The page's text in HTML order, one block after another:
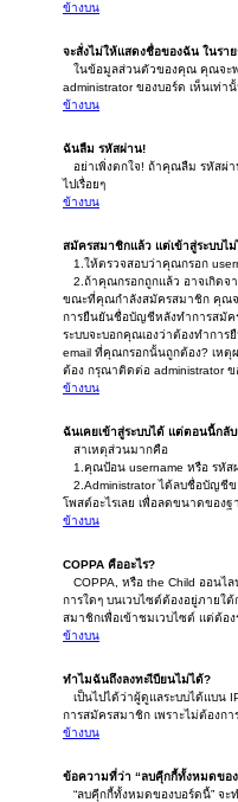
ข้างบน
จะสั่งไม่ให้แสดงชื่อของฉัน ในรา
ในข้อมูลส่วนตัวของคุณ คุณจะพ
administrator ของบอร์ด เห็นเท่
ข้างบน
ฉันลืม รหัสผ่าน!
อย่าเพิ่งตกใจ! ถ้าคุณลืม รหัสผ่
ไปเรื่อยๆ
ข้างบน
สมัครสมาชิกแล้ว แต่เข้าสู่ระบบไ
1.ให้ตรวจสอบว่าคุณกรอก
2.ถ้าคุณกรอกถูกแล้ว อาจเกิดจ
ขณะที่คุณกำลังสมัครสมาชิก คุณจ
การยืนยันชื่อบัญชีหลังทำการสมัค
ระบบจะบอกคุณเองว่าต้องทำกา
email ที่คุณกรอกนั้นถูกต้อง? เหตุ
ต้อง กรุณาติดต่อ administrator ข
ข้างบน
ฉันเคยเข้าสู่ระบบได้ แต่ตอนนี้กลับ
สาเหตุส่วนมากคือ
1.คุณป้อน username หรือ รหัส
2.Administrator ได้ลบชื่อบัญชีข
โพสต์อะไรเลย เพื่อลดขนาดของ
ข้างบน
COPPA คืออะไร?
COPPA, หรือ the Child ออนไ
การใดๆ บนเวบไซต์ต้องอยู่ภายใ
สมาชิกเพื่อเข้าชมเวบไซต์ แต่ต้อ
ข้างบน
ทำไมฉันถึงลงทะเีบียนไม่ได้?
เป็นไปได้ว่าผู้ดูแลระบบได้แบน
การสมัครสมาชิก เพราะไม่ต้องก
ข้างบน
ข้อความที่ว่า “ลบคุีกกี้ทั้งหมดของ
“ลบคุีกกี้ทั้งหมดของบอร์ดนี้” จะ